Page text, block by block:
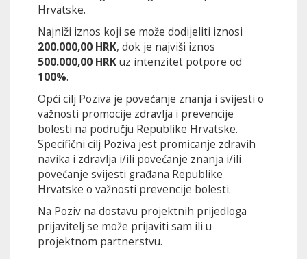
Hrvatske.
Najniži iznos koji se može dodijeliti iznosi
200.000,00 HRK, dok je najviši iznos
500.000,00 HRKuz intenzitet potpore od
100%.
Opći cilj Poziva je povećanje znanja i svijesti o
važnosti promocije zdravlja i prevencije
bolesti na području Republike Hrvatske.
Specifični cilj Poziva jest promicanje zdravih
navika i zdravlja i/ili povećanje znanja i/ili
povećanje svijesti građana Republike
Hrvatske o važnosti prevencije bolesti.
Na Poziv na dostavu projektnih prijedloga
prijavitelj se može prijaviti sam ili u
projektnom partnerstvu.